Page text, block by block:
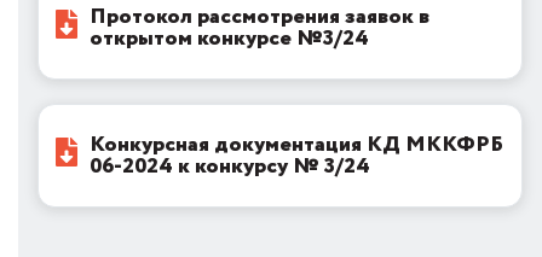
Протокол рассмотрения заявок в
открытом конкурсе №3/24
Конкурсная документация КД МККФРБ
06-2024 к конкурсу № 3/24